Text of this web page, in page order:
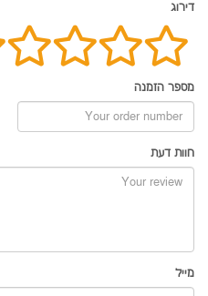
דירוג
מספר הזמנה
חוות דעת
מייל